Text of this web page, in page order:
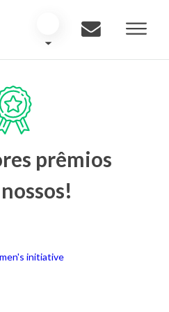
prêmios